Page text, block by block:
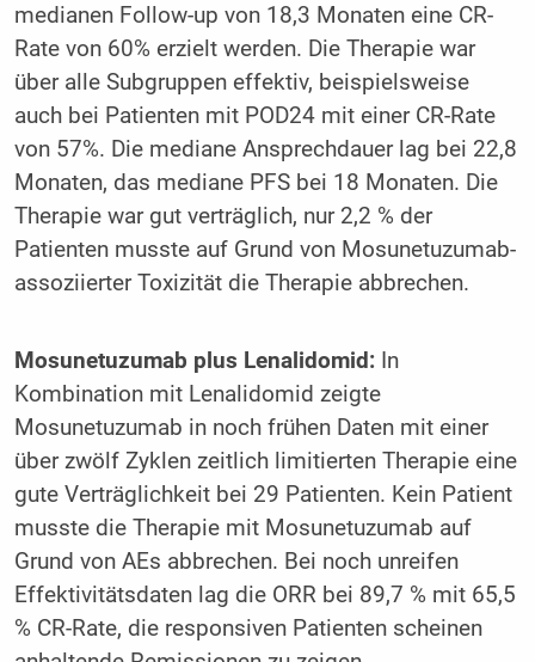
medianen Follow-up von 18,3 Monaten eine CR-
Rate von 60% erzielt werden. Die Therapie war
über alle Subgruppen effektiv, beispielsweise
auch bei Patienten mit POD24 mit einer CR-Rate
von 57%. Die mediane Ansprechdauer lag bei 22,8
Monaten, das mediane PFS bei 18 Monaten. Die
Therapie war gut verträglich, nur 2,2 % der
Patienten musste auf Grund von Mosunetuzumab-
assoziierter Toxizität die Therapie abbrechen.
Mosunetuzumab plus Lenalidomid: In
Kombination mit Lenalidomid zeigte
Mosunetuzumab in noch frühen Daten mit einer
über zwölf Zyklen zeitlich limitierten Therapie eine
gute Verträglichkeit bei 29 Patienten. Kein Patient
musste die Therapie mit Mosunetuzumab auf
Grund von AEs abbrechen. Bei noch unreifen
Effektivitätsdaten lag die ORR bei 89,7 % mit 65,5
% CR-Rate, die responsiven Patienten scheinen